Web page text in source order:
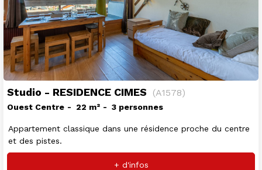
Studio - RESIDENCE CIMES (A1578)
Ouest Centre 22 m² 3 personnes
Appartement classique dans une résidence proche du centre
et des pistes.
+ d'infos